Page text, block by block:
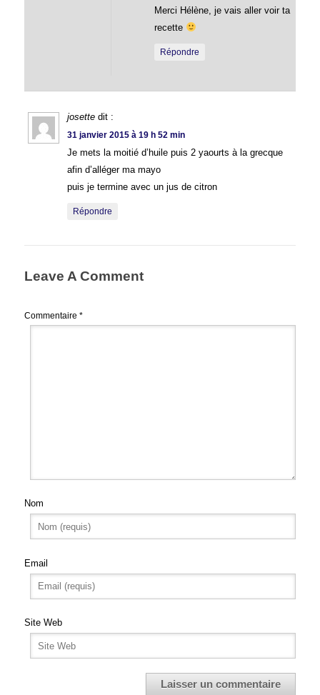
Merci Hélène, je vais aller voir ta
recette
Répondre
josette dit :
31 janvier 2015 à 19 h 52 min
Je mets la moitié d’huile puis 2 yaourts à la grecque
afin d’alléger ma mayo
puis je termine avec un jus de citron
Répondre
Leave A Comment
Commentaire *
Nom
Email
Site Web